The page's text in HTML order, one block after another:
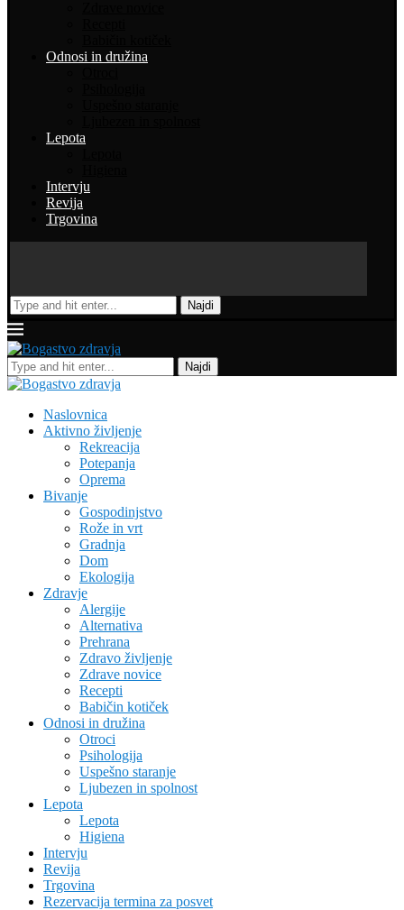
Odnosi in družina
Lepota
Intervju
Revija
Trgovina
Najdi
Najdi
Naslovnica
Aktivno življenje
Rekreacija
Potepanja
Oprema
Bivanje
Gospodinjstvo
Rože in vrt
Gradnja
Dom
Ekologija
Zdravje
Alergije
Alternativa
Prehrana
Zdravo življenje
Zdrave novice
Recepti
Babičin kotiček
Odnosi in družina
Otroci
Psihologija
Uspešno staranje
Ljubezen in spolnost
Lepota
Lepota
Higiena
Intervju
Revija
Trgovina
Rezervacija termina za posvet